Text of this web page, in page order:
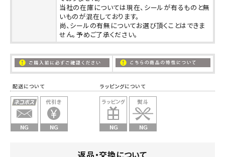
当社の在庫については現在、シールが有るものと無
いものが混在しております。
尚、シールの有無についてお選び頂くことはできま
せん。予めご了承ください。
配送について ラッピングについて
返品・交換について